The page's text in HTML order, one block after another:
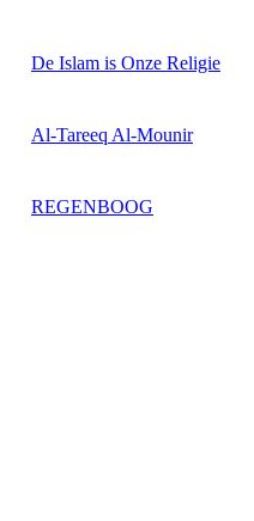
De Islam is Onze Religie
Al-Tareeq Al-Mounir
REGENBOOG